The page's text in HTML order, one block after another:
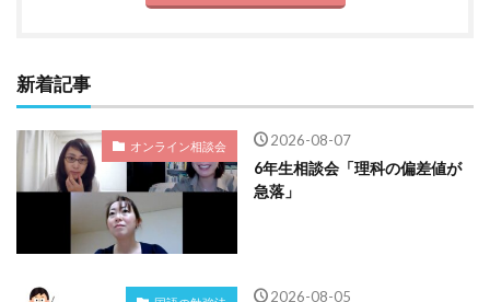
新着記事
オンライン相談会 2026-08-07
6年生相談会「理科の偏差値が
急落」
2026-08-05